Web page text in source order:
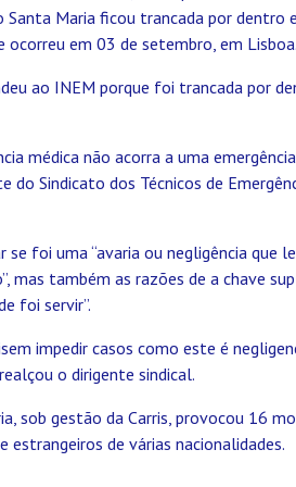
Santa Maria ficou trancada por
ocorreu em 03 de setembro, em Lisboa.
ao INEM porque foi trancada por
médica não acorra a uma
do Sindicato dos Técnicos de
foi uma “avaria ou negligência que
mas também as razões de a chave
foi servir”.
impedir casos como este é
o dirigente sindical.
sob gestão da Carris, provocou 16
de várias nacionalidades.